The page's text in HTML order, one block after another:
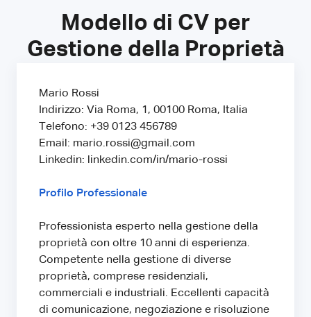
Modello di CV per
Gestione della Proprietà
Mario Rossi
Indirizzo: Via Roma, 1, 00100 Roma, Italia
Telefono: +39 0123 456789
Email: mario.rossi@gmail.com
Linkedin: linkedin.com/in/mario-rossi
Profilo Professionale
Professionista esperto nella gestione della
proprietà con oltre 10 anni di esperienza.
Competente nella gestione di diverse
proprietà, comprese residenziali,
commerciali e industriali. Eccellenti capacità
di comunicazione, negoziazione e risoluzione